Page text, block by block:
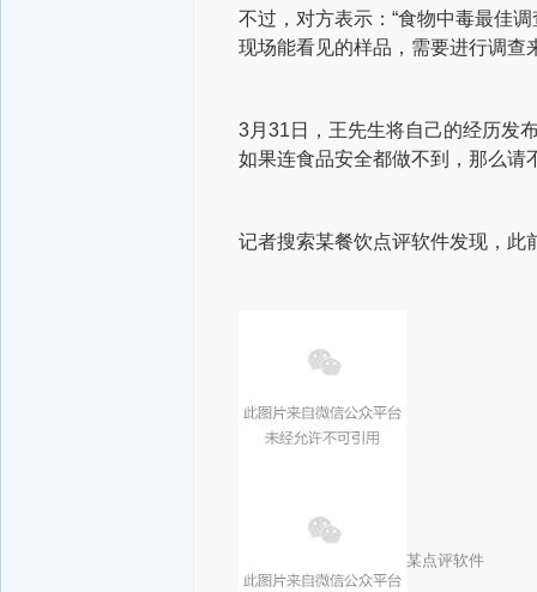
不过，对方表示：“食物中毒最佳
现场能看见的样品，需要进行调查
3月31日，王先生将自己的经历发
如果连食品安全都做不到，那么请
记者搜索某餐饮点评软件发现，
某点评软件